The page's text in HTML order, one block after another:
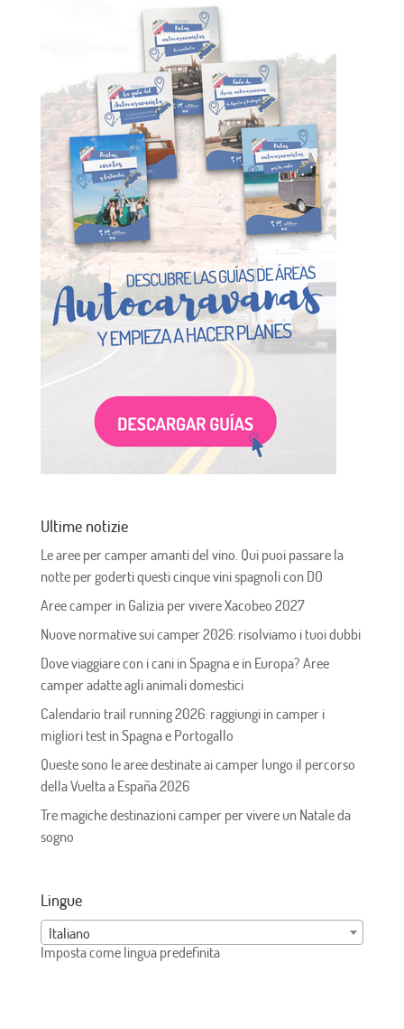
Ultime notizie
Le aree per camper amanti del vino. Qui puoi passare la
notte per goderti questi cinque vini spagnoli con DO
Aree camper in Galizia per vivere Xacobeo 2027
Nuove normative sui camper 2026: risolviamo i tuoi dubbi
Dove viaggiare con i cani in Spagna e in Europa? Aree
camper adatte agli animali domestici
Calendario trail running 2026: raggiungi in camper i
migliori test in Spagna e Portogallo
Queste sono le aree destinate ai camper lungo il percorso
della Vuelta a España 2026
Tre magiche destinazioni camper per vivere un Natale da
sogno
Lingue
Italiano
Imposta come lingua predefinita